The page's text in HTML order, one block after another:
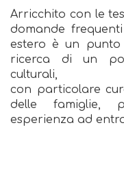
Arricchito con le
domande
estero è un
ricerca di un
culturali,
con particolare
delle famiglie,
esperienza ad